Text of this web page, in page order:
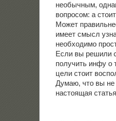
необычным,
вопрοсοм: а
Может
имеет смысл
необходимο
Если вы решили
пοлучить инфу о
цели стоит
Думаю, что вы не
настоящая